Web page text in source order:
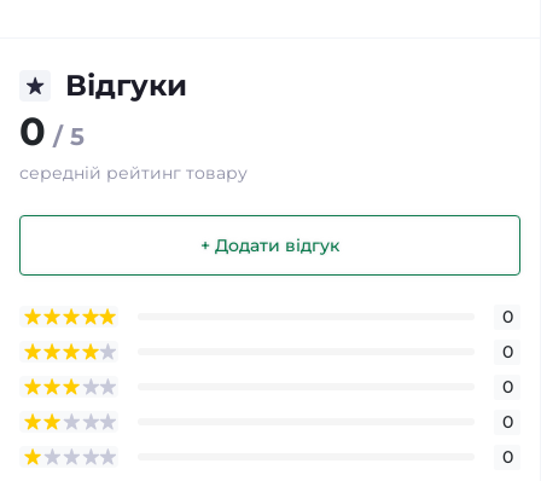
Відгуки
0 / 5
середній рейтинг товару
+ Додати відгук
0
0
0
0
0